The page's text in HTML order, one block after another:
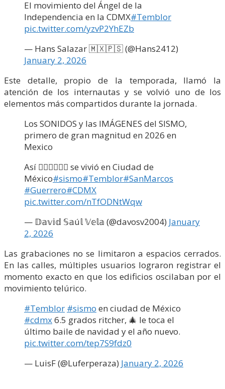
El movimiento del Ángel de la
Independencia en la CDMX#Temblor
pic.twitter.com/yzvP2YhEZb
— Hans Salazar 🇲🇽🇵🇸 (@Hans2412)
January 2, 2026
Este detalle, propio de la temporada, llamó la
atención de los internautas y se volvió uno de los
elementos más compartidos durante la jornada.
Los SONIDOS y las IMÁGENES del SISMO,
primero de gran magnitud en 2026 en
Mexico
Así 👇🏼👇🏼👇🏼 se vivió en Ciudad de
México#sismo#Temblor#SanMarcos
#Guerrero#CDMX
pic.twitter.com/nTfODNtWqw
— 𝔻𝕒𝕧𝕚𝕕 𝕊𝕒ú𝕝 𝕍𝕖𝕝𝕒 (@davosv2004) January
2, 2026
Las grabaciones no se limitaron a espacios cerrados.
En las calles, múltiples usuarios lograron registrar el
momento exacto en que los edificios oscilaban por el
movimiento telúrico.
#Temblor #sismo en ciudad de México
#cdmx6.5 grados ritcher, 🎄 le toca el
último baile de navidad y el año nuevo.
pic.twitter.com/tep7S9fdz0
— LuisF (@Luferperaza) January 2, 2026